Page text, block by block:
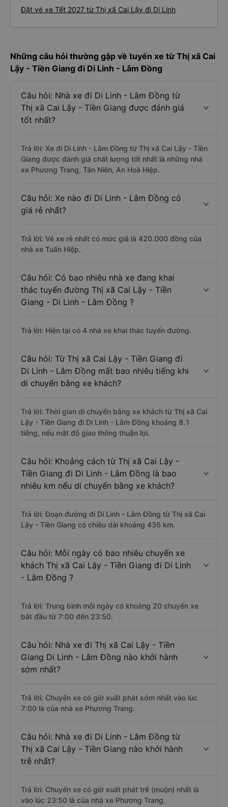
Đặt vé xe Tết 2027 từ Thị xã Cai Lậy đi Di Linh
Những câu hỏi thường gặp về tuyến xe từ Thị xã Cai
Lậy - Tiền Giang đi Di Linh - Lâm Đồng
Câu hỏi: Nhà xe đi Di Linh - Lâm Đồng từ
Thị xã Cai Lậy - Tiền Giang được đánh giá
tốt nhất?
Trả lời: Xe đi Di Linh - Lâm Đồng từ Thị xã Cai Lậy - Tiền
Giang được đánh giá chất lượng tốt nhất là những nhà
xe Phương Trang, Tân Niên, An Hoà Hiệp.
Câu hỏi: Xe nào đi Di Linh - Lâm Đồng có
giá rẻ nhất?
Trả lời: Vé xe rẻ nhất có mức giá là 420.000 đồng của
nhà xe Tuấn Hiệp.
Câu hỏi: Có bao nhiêu nhà xe đang khai
thác tuyến đường Thị xã Cai Lậy - Tiền
Giang - Di Linh - Lâm Đồng ?
Trả lời: Hiện tại có 4 nhà xe khai thác tuyến đường.
Câu hỏi: Từ Thị xã Cai Lậy - Tiền Giang đi
Di Linh - Lâm Đồng mất bao nhiêu tiếng khi
di chuyển bằng xe khách?
Trả lời: Thời gian di chuyển bằng xe khách từ Thị xã Cai
Lậy - Tiền Giang đi Di Linh - Lâm Đồng khoảng 8.1
tiếng, nếu mật độ giao thông thuận lợi.
Câu hỏi: Khoảng cách từ Thị xã Cai Lậy -
Tiền Giang đi Di Linh - Lâm Đồng là bao
nhiêu km nếu di chuyển bằng xe khách?
Trả lời: Đoạn đường đi Di Linh - Lâm Đồng từ Thị xã Cai
Lậy - Tiền Giang có chiều dài khoảng 436 km.
Câu hỏi: Mỗi ngày có bao nhiêu chuyến xe
khách Thị xã Cai Lậy - Tiền Giang đi Di Linh
- Lâm Đồng ?
Trả lời: Trung bình mỗi ngày có khoảng 20 chuyến xe
bắt đầu từ 7:00 đến 23:50.
Câu hỏi: Nhà xe đi Thị xã Cai Lậy - Tiền
Giang Di Linh - Lâm Đồng nào khởi hành
sớm nhất?
Trả lời: Chuyến xe có giờ xuất phát sớm nhất vào lúc
7:00 là của nhà xe Phương Trang.
Câu hỏi: Nhà xe đi Di Linh - Lâm Đồng từ
Thị xã Cai Lậy - Tiền Giang nào khởi hành
trễ nhất?
Trả lời: Chuyến xe có giờ xuất phát trễ (muộn) nhất là
vào lúc 23:50 là của nhà xe Phương Trang.